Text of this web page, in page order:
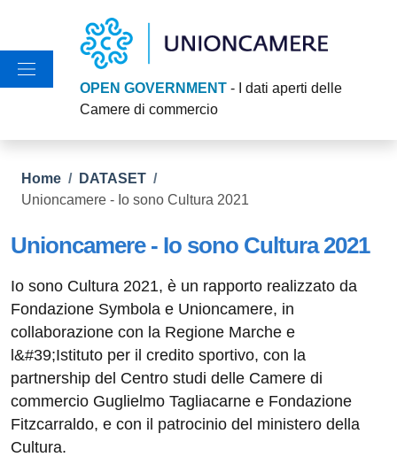
OPEN GOVERNMENT - I dati aperti delle
Camere di commercio
Briciole di pane
Home / DATASET /
Unioncamere - Io sono Cultura 2021
Unioncamere - Io sono Cultura 2021
Io sono Cultura 2021, è un rapporto realizzato da
Fondazione Symbola e Unioncamere, in
collaborazione con la Regione Marche e
l&#39;Istituto per il credito sportivo, con la
partnership del Centro studi delle Camere di
commercio Guglielmo Tagliacarne e Fondazione
Fitzcarraldo, e con il patrocinio del ministero della
Cultura.